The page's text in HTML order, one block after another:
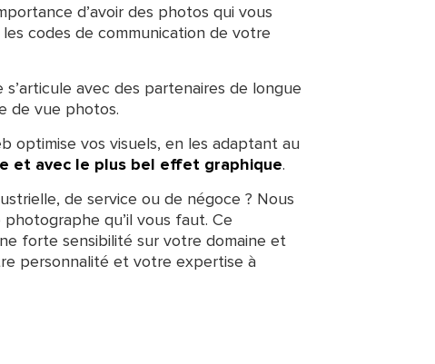
d’avoir des photos qui vous
codes de communication de votre
avec des partenaires de longue
de vue photos.
optimise vos visuels, en les adaptant au
et avec le plus bel effet graphique.
de service ou de négoce ? Nous
qu’il vous faut. Ce
forte sensibilité sur votre domaine et
personnalité et votre expertise à